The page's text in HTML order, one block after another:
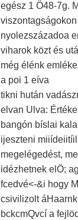
egész 1 Ö48-7g.
nyolezszázadoa
viharok közt és
még élénk
a poi 1 eíva
tikni hután
elvan Ulva:
bangón bíslai
ijeszteni
megelégedést,
idézhetnek elÖ;
fcedvé<-&i hogy
csivilizolt
bckcmQvcí a